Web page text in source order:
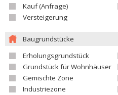
Kauf (Anfrage)
Versteigerung
Baugrundstücke
Erholungsgrundstück
Grundstück für Wohnhäuser
Gemischte Zone
Industriezone